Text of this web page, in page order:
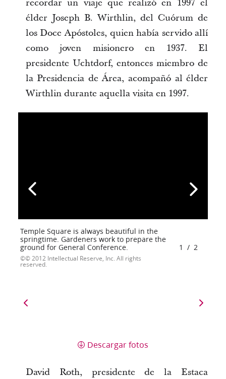
recordar un viaje que realizó en 1997 el
élder Joseph B. Wirthlin, del Cuórum de
los Doce Apóstoles, quien había servido allí
como joven misionero en 1937. El
presidente Uchtdorf, entonces miembro de
la Presidencia de Área, acompañó al élder
Wirthlin durante aquella visita en 1997.
Temple Square is always beautiful in the
springtime. Gardeners work to prepare the
ground for General Conference.
© 2012 Intellectual Reserve, Inc. All rights
reserved.
1 / 2
Descargar fotos
David Roth, presidente de la Estaca